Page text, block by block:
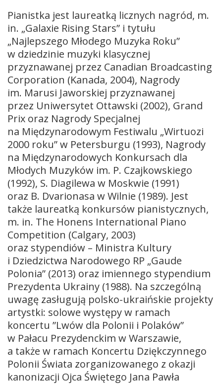
Pianistka jest laureatką licznych nagród, m.
in. „Galaxie Rising Stars” i tytułu
„Najlepszego Młodego Muzyka Roku”
w dziedzinie muzyki klasycznej
przyznawanej przez Canadian Broadcasting
Corporation (Kanada, 2004), Nagrody
im. Marusi Jaworskiej przyznawanej
przez Uniwersytet Ottawski (2002), Grand
Prix oraz Nagrody Specjalnej
na Międzynarodowym Festiwalu „Wirtuozi
2000 roku” w Petersburgu (1993), Nagrody
na Międzynarodowych Konkursach dla
Młodych Muzyków im. P. Czajkowskiego
(1992), S. Diagilewa w Moskwie (1991)
oraz B. Dvarionasa w Wilnie (1989). Jest
także laureatką konkursów pianistycznych,
m. in. The Honens International Piano
Competition (Calgary, 2003)
oraz stypendiów – Ministra Kultury
i Dziedzictwa Narodowego RP „Gaude
Polonia” (2013) oraz imiennego stypendium
Prezydenta Ukrainy (1988). Na szczególną
uwagę zasługują polsko-ukraińskie projekty
artystki: solowe występy w ramach
koncertu ”Lwów dla Polonii i Polaków”
w Pałacu Prezydenckim w Warszawie,
a także w ramach Koncertu Dziękczynnego
Polonii Świata zorganizowanego z okazji
kanonizacji Ojca Świętego Jana Pawła